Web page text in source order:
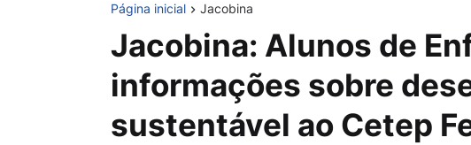
Página inicial Jacobina
Jacobina: Alunos de
informações sobre
sustentável ao Cetep